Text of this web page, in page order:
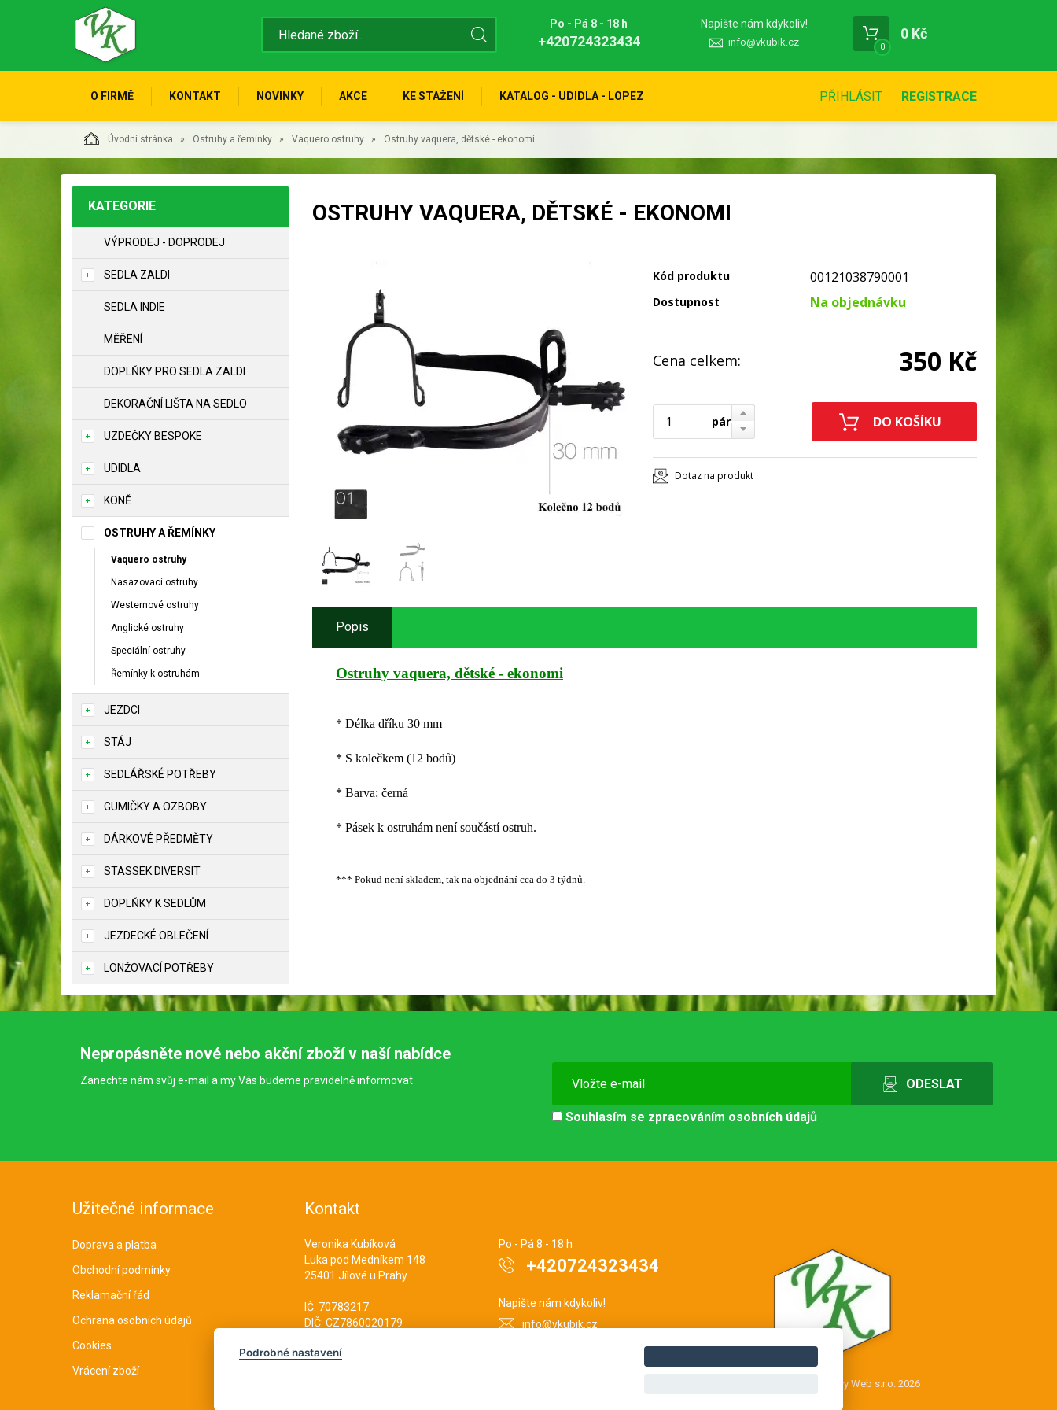
Po - Pá 8 - 18 h
+420724323434
Napište nám kdykoliv!
info@vkubik.cz 0
0 Kč
O FIRMĚ KONTAKT NOVINKY AKCE KE STAŽENÍ KATALOG - UDIDLA - LOPEZ PŘIHLÁSIT REGISTRACE
Úvodní stránka Ostruhy a řemínky Vaquero ostruhy Ostruhy vaquera, dětské - ekonomi
KATEGORIE
VÝPRODEJ - DOPRODEJ
SEDLA ZALDI
SEDLA INDIE
MĚŘENÍ
DOPLŇKY PRO SEDLA ZALDI
DEKORAČNÍ LIŠTA NA SEDLO
UZDEČKY BESPOKE
UDIDLA
KONĚ
OSTRUHY A ŘEMÍNKY
Vaquero ostruhy
Nasazovací ostruhy
Westernové ostruhy
Anglické ostruhy
Speciální ostruhy
Řemínky k ostruhám
JEZDCI
STÁJ
SEDLÁŘSKÉ POTŘEBY
GUMIČKY A OZBOBY
DÁRKOVÉ PŘEDMĚTY
STASSEK DIVERSIT
DOPLŇKY K SEDLŮM
JEZDECKÉ OBLEČENÍ
LONŽOVACÍ POTŘEBY
OSTRUHY VAQUERA, DĚTSKÉ - EKONOMI
Kód produktu 00121038790001
Dostupnost Na objednávku
Cena celkem: 350 Kč
pár
Dotaz na produkt
Popis
Ostruhy vaquera, dětské - ekonomi
* Délka dříku 30 mm
* S kolečkem (12 bodů)
* Barva: černá
* Pásek k ostruhám není součástí ostruh.
*** Pokud není skladem, tak na objednání cca do 3 týdnů.
Nepropásněte nové nebo akční zboží v naší nabídce
Zanechte nám svůj e-mail a my Vás budeme pravidelně informovat
Souhlasím se zpracováním osobních údajů
Užitečné informace
Doprava a platba
Obchodní podmínky
Reklamační řád
Ochrana osobních údajů
Cookies
Vrácení zboží
Kontakt
Veronika Kubíková
Luka pod Medníkem 148
25401 Jílové u Prahy
IČ: 70783217
DIČ: CZ7860020179
Po - Pá 8 - 18 h
+420724323434
Napište nám kdykoliv!
info@vkubik.cz
Copyright © Novy Web s.r.o. 2026
Podrobné nastavení